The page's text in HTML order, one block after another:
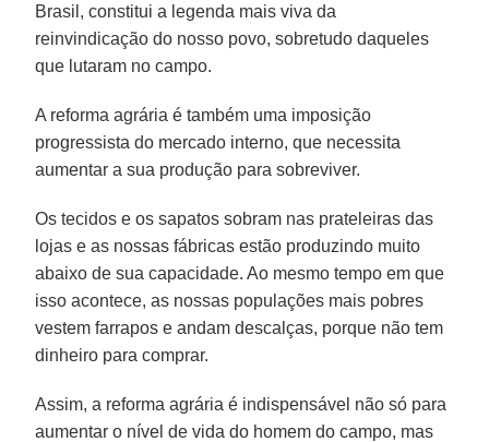
Brasil, constitui a legenda mais viva da
reinvindicação do nosso povo, sobretudo daqueles
que lutaram no campo.
A reforma agrária é também uma imposição
progressista do mercado interno, que necessita
aumentar a sua produção para sobreviver.
Os tecidos e os sapatos sobram nas prateleiras das
lojas e as nossas fábricas estão produzindo muito
abaixo de sua capacidade. Ao mesmo tempo em que
isso acontece, as nossas populações mais pobres
vestem farrapos e andam descalças, porque não tem
dinheiro para comprar.
Assim, a reforma agrária é indispensável não só para
aumentar o nível de vida do homem do campo, mas